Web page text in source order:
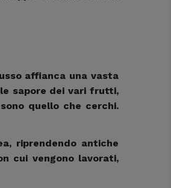
affianca una vasta
sapore dei vari frutti,
quello che cerchi.
riprendendo antiche
cui vengono lavorati,